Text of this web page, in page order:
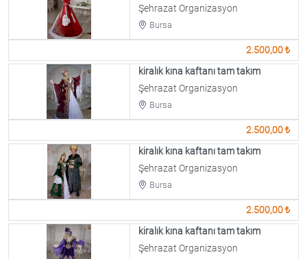
Şehrazat Organizasyon
Bursa
2.500,00 ₺
kiralık kına kaftanı tam takım
Şehrazat Organizasyon
Bursa
2.500,00 ₺
kiralık kına kaftanı tam takım
Şehrazat Organizasyon
Bursa
2.500,00 ₺
kiralık kına kaftanı tam takım
Şehrazat Organizasyon